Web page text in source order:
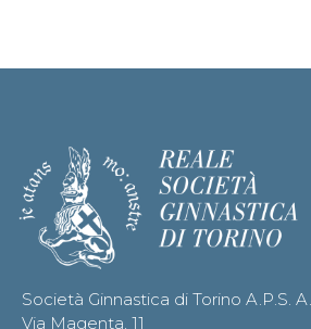
Società Ginnastica di Torino A.P.S.
Via Magenta, 11